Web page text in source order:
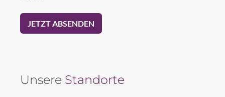
Unsere Standorte